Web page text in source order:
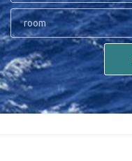
room